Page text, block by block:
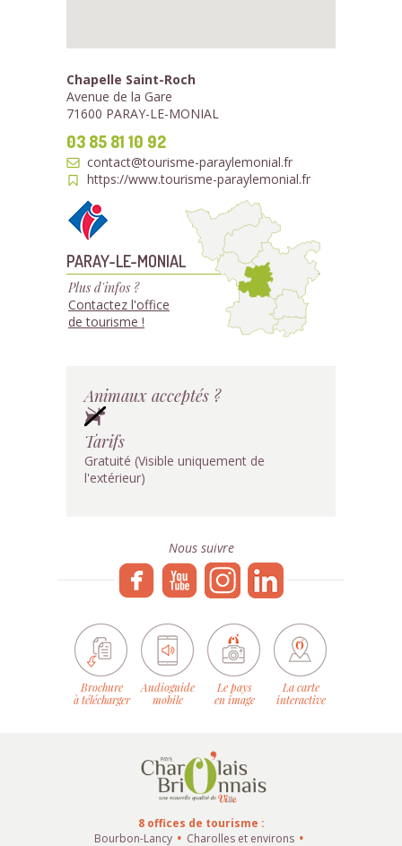
Chapelle Saint-Roch
Avenue de la Gare
71600 PARAY-LE-MONIAL
03 85 81 10 92
contact@tourisme-paraylemonial.fr
https://www.tourisme-paraylemonial.fr
PARAY-LE-MONIAL
Plus d'infos ?
Contactez l'office
de tourisme !
Animaux acceptés ?
Tarifs
Gratuité (Visible uniquement de
l'extérieur)
Nous suivre
Brochure
à télécharger
Audioguide
mobile
Le pays
en image
La carte
interactive
8 offices de tourisme :
Bourbon-Lancy
Charolles et environs